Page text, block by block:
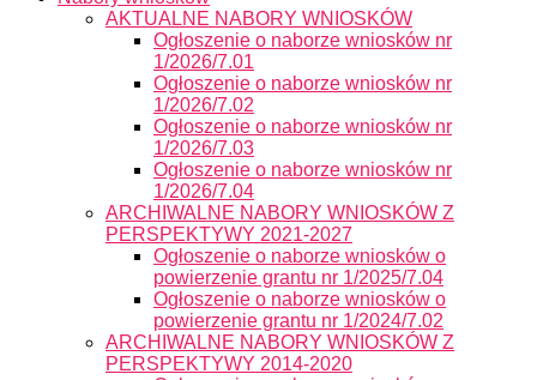
AKTUALNE NABORY WNIOSKÓW
Ogłoszenie o naborze wniosków nr
1/2026/7.01
Ogłoszenie o naborze wniosków nr
1/2026/7.02
Ogłoszenie o naborze wniosków nr
1/2026/7.03
Ogłoszenie o naborze wniosków nr
1/2026/7.04
ARCHIWALNE NABORY WNIOSKÓW Z
PERSPEKTYWY 2021-2027
Ogłoszenie o naborze wniosków o
powierzenie grantu nr 1/2025/7.04
Ogłoszenie o naborze wniosków o
powierzenie grantu nr 1/2024/7.02
ARCHIWALNE NABORY WNIOSKÓW Z
PERSPEKTYWY 2014-2020